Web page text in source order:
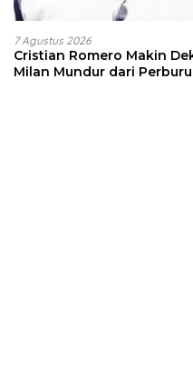
7 Agustus 2026
Cristian Romero Makin
Milan Mundur dari